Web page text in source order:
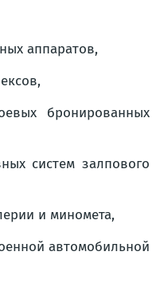
аппаратов,
бронированных
систем залпового
и миномета,
автомобильной